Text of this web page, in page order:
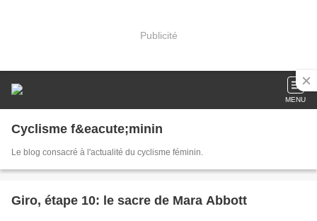
Publicité
MENU
Cyclisme f&eacute;minin
Le blog consacré à l'actualité du cyclisme féminin.
Giro, étape 10: le sacre de Mara Abbott